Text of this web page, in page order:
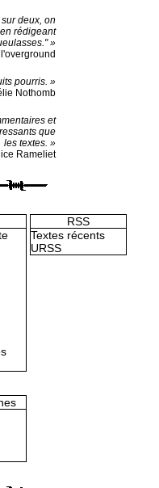
deux, on
rédigeant
»
pourris. »
Nothomb
et
que
les textes. »
Rameliet
RSS
Textes récents
URSS